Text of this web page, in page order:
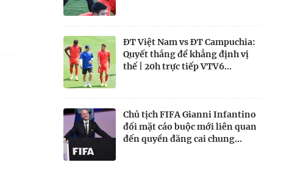
ĐT Việt Nam vs ĐT Campuchia:
Quyết thắng để khẳng định vị
thế | 20h trực tiếp VTV6...
Chủ tịch FIFA Gianni Infantino
đối mặt cáo buộc mới liên quan
đến quyền đăng cai chung...